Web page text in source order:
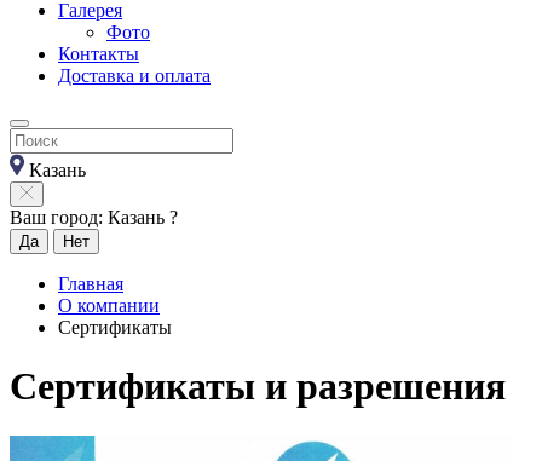
Галерея
Фото
Контакты
Доставка и оплата
Казань
Ваш город: Казань ?
Да Нет
Главная
О компании
Сертификаты
Сертификаты и разрешения